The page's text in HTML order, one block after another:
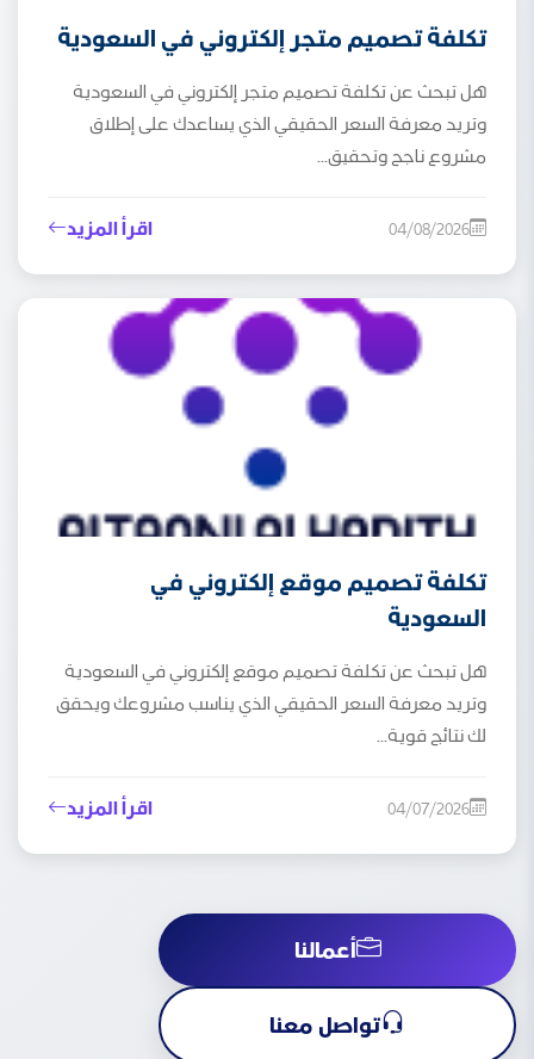
تكلفة تصميم متجر إلكتروني في السعودية
هل تبحث عن تكلفة تصميم متجر إلكتروني في السعودية
وتريد معرفة السعر الحقيقي الذي يساعدك على إطلاق
مشروع ناجح وتحقيق...
04/08/2026 اقرأ المزيد
تكلفة تصميم موقع إلكتروني في
السعودية
هل تبحث عن تكلفة تصميم موقع إلكتروني في السعودية
وتريد معرفة السعر الحقيقي الذي يناسب مشروعك ويحقق
لك نتائج قوية...
04/07/2026 اقرأ المزيد
أعمالنا
تواصل معنا